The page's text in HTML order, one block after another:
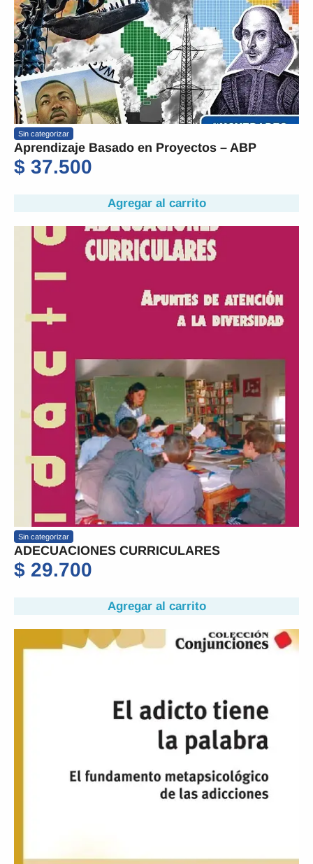
Sin categorizar
Aprendizaje Basado en Proyectos – ABP
$ 37.500
Agregar al carrito
Sin categorizar
ADECUACIONES CURRICULARES
$ 29.700
Agregar al carrito